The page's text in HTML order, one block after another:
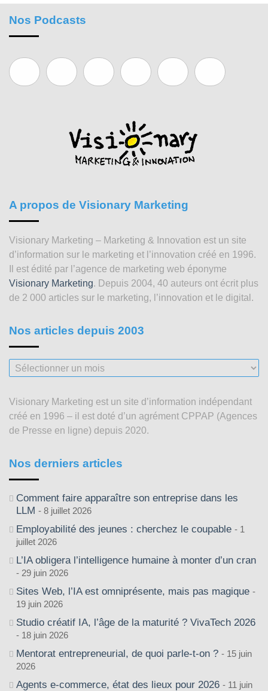
Nos Podcasts
A propos de Visionary Marketing
Visionary Marketing – Marketing & Innovation est un site
d’information sur le marketing et l’innovation créé en 1996.
Il est édité par l’agence de marketing web éponyme
Visionary Marketing. Depuis 2004, 40 auteurs ont écrit plus
de 2 000 articles sur le marketing, l’innovation et le digital.
Nos articles depuis 2003
Nos
articles
2003
Visionary Marketing est un site d’information indépendant
créé en 1996 – il est doté d’un agrément CPPAP (Agences
de Presse en ligne) depuis 2020.
Nos derniers articles
Comment faire apparaître son entreprise dans les
LLM
8 juillet 2026
Employabilité des jeunes : cherchez le coupable
1
juillet 2026
L’IA obligera l’intelligence humaine à monter d’un cran
29 juin 2026
Sites Web, l’IA est omniprésente, mais pas magique
19 juin 2026
Studio créatif IA, l’âge de la maturité ? VivaTech 2026
18 juin 2026
Mentorat entrepreneurial, de quoi parle-t-on ?
15 juin
2026
Agents e-commerce, état des lieux pour 2026
11 juin